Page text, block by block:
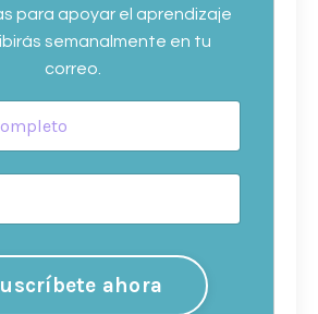
para apoyar el aprendizaje
semanalmente en tu
correo.